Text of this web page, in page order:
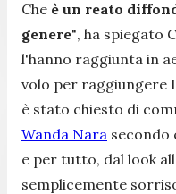
Che è un reato
genere", ha spiegato
l'hanno raggiunta in
volo per raggiungere
è stato chiesto di
Wanda Nara secondo
e per tutto, dal look
semplicemente